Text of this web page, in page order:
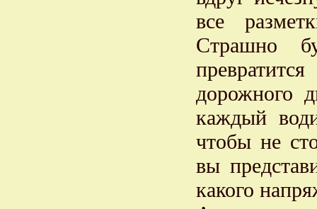
все
Страшно
дорожного
каждый
чтобы не
вы
какого